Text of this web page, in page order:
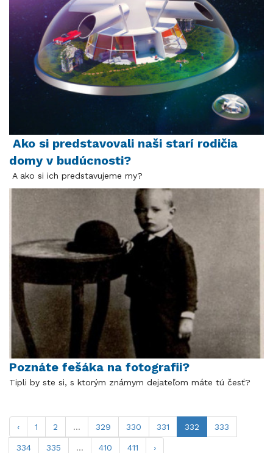
Ako si predstavovali naši starí rodičia
domy v budúcnosti?
A ako si ich predstavujeme my?
Poznáte fešáka na fotografii?
Tipli by ste si, s ktorým známym dejateľom máte tú česť?
‹ 1 2 ... 329 330 331 332 333
334 335 ... 410 411 ›